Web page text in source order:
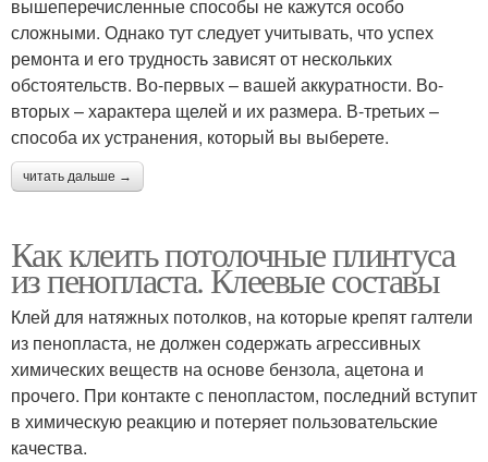
вышеперечисленные способы не кажутся особо
сложными. Однако тут следует учитывать, что успех
ремонта и его трудность зависят от нескольких
обстоятельств. Во-первых – вашей аккуратности. Во-
вторых – характера щелей и их размера. В-третьих –
способа их устранения, который вы выберете.
читать дальше →
Как клеить потолочные плинтуса
из пенопласта. Клеевые составы
Клей для натяжных потолков, на которые крепят галтели
из пенопласта, не должен содержать агрессивных
химических веществ на основе бензола, ацетона и
прочего. При контакте с пенопластом, последний вступит
в химическую реакцию и потеряет пользовательские
качества.